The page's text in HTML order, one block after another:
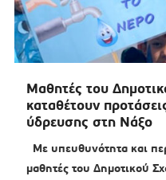
Μαθητές του
καταθέτουν
ύδρευσης στη Νάξο
Με υπευθυνότητα και
μαθητές του Δημοτικού